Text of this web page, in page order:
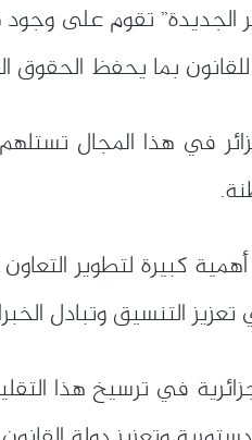
الجديدة” تقوم
بما يحفظ الحقوق
كبيرة لتطوير
التنسيق وتبادل
في ترسيخ هذا